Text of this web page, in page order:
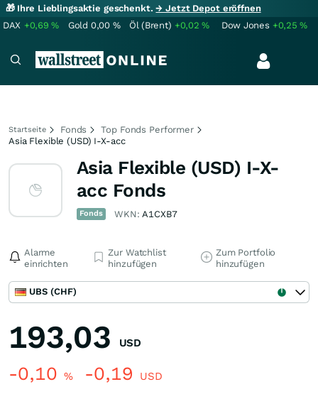
🎁 Ihre Lieblingsaktie geschenkt.→ Jetzt Depot eröffnen
DAX +0,69% Gold 0,00 % Öl (Brent) +0,02% Dow Jones +0,25%
Startseite Fonds
Top Fonds Performer
Asia Flexible (USD) I-X-acc
Asia Flexible (USD) I-X-
acc Fonds
Fonds WKN:A1CXB7
Alarme
einrichten
Zur Watchlist
hinzufügen
Zum Portfolio
hinzufügen
UBS (CHF)
193,03 USD
-0,10 % -0,19 USD